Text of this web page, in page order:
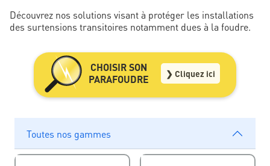
CHOISIR SON
PARAFOUDRE
❯ Cliquez ici
Découvrez nos solutions visant à protéger les installations
des surtensions transitoires notamment dues à la foudre.
Toutes nos gammes